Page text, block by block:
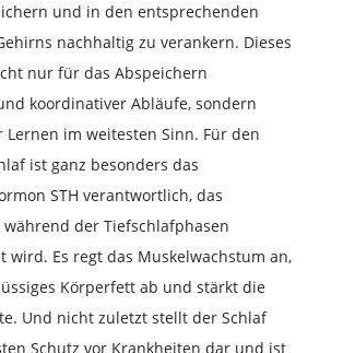
und in den entsprechenden
nachhaltig zu verankern. Dieses
nur für das Abspeichern
koordinativer Abläufe, sondern
im weitesten Sinn. Für den
ist ganz besonders das
STH verantwortlich, das
der Tiefschlafphasen
wird. Es regt das Muskelwachstum an,
Körperfett ab und stärkt die
Und nicht zuletzt stellt der Schlaf
Schutz vor Krankheiten dar und ist